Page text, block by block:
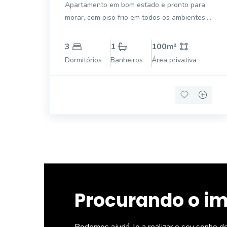
Apartamento em bom estado e pronto para
morar, com piso frio em todos os ambientes,
banheiros.
3
Dormitórios
1
Banheiros
100m²
Área privativa
Procurando o